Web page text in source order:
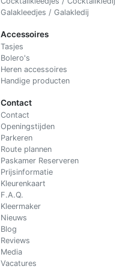
Galakleedjes / Galakledij
Accessoires
Tasjes
Bolero's
Heren accessoires
Handige producten
Contact
Contact
Openingstijden
Parkeren
Route plannen
Paskamer Reserveren
Prijsinformatie
Kleurenkaart
F.A.Q.
Kleermaker
Nieuws
Blog
Reviews
Media
Vacatures